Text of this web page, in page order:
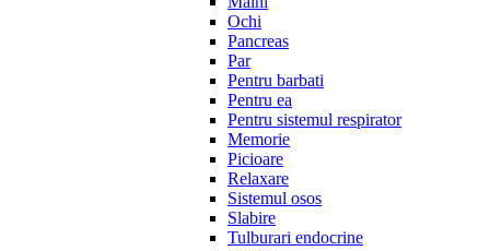
Ochi
Pancreas
Par
Pentru barbati
Pentru ea
Pentru sistemul respirator
Memorie
Picioare
Relaxare
Sistemul osos
Slabire
Tulburari endocrine